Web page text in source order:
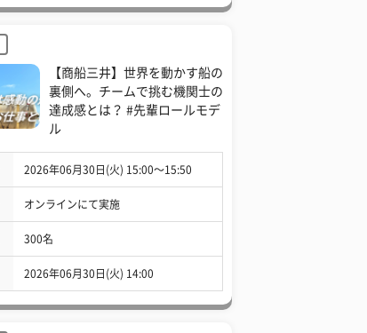
【商船三井】世界を動かす船の
裏側へ。チームで挑む機関士の
達成感とは？ #先輩ロールモデ
ル
2026年06月30日(火) 15:00〜15:50
オンラインにて実施
300名
2026年06月30日(火) 14:00